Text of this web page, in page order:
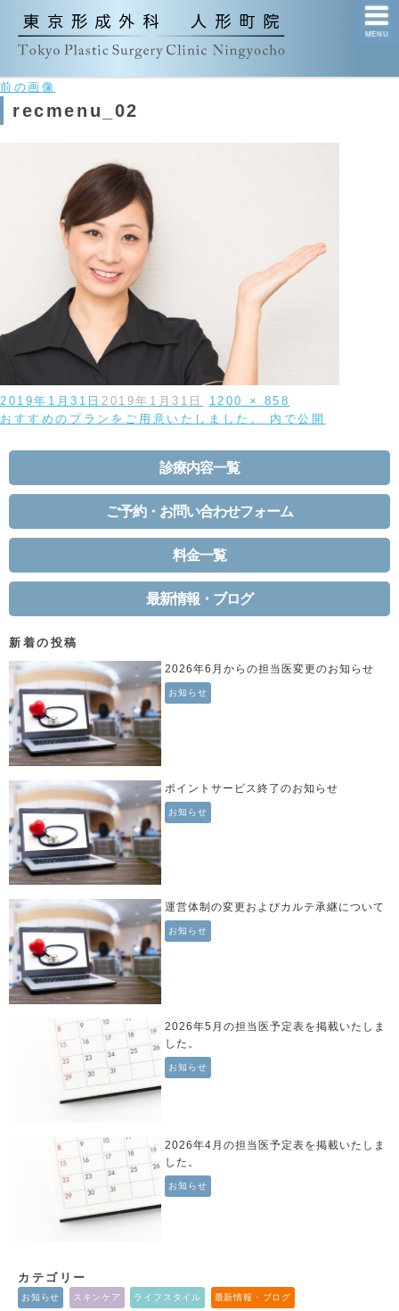
MENU
前の画像
recmenu_02
投
稿
2019年1月31日 2019年1月31日
フ
ル
イ
ズ
1200 × 858
投
ナ
ゲ
シ
ョ
おすすめのプランをご用意いたしました。 内で公開
診療内容一覧
ご予約・お問い合わせフォーム
料金一覧
最新情報・ブログ
新着の投稿
2026年6月からの担当医変更のお知らせ
お知らせ
ポイントサービス終了のお知らせ
お知らせ
運営体制の変更およびカルテ承継について
お知らせ
2026年5月の担当医予定表を掲載いたしま
した。
お知らせ
2026年4月の担当医予定表を掲載いたしま
した。
お知らせ
カテゴリー
お知らせ スキンケア ライフスタイル 最新情報・ブログ